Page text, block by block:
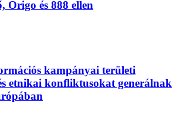
Origo és 888 ellen
kampányai területi
etnikai konfliktusokat generálnak